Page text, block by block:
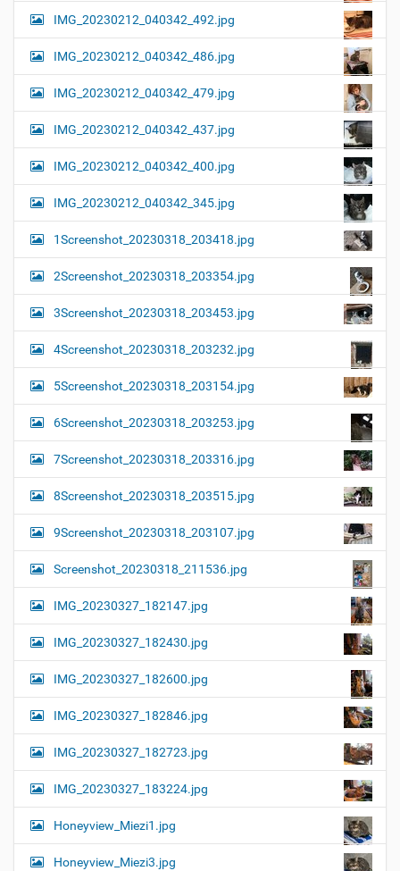
IMG_20230212_040342_492.jpg
IMG_20230212_040342_486.jpg
IMG_20230212_040342_479.jpg
IMG_20230212_040342_437.jpg
IMG_20230212_040342_400.jpg
IMG_20230212_040342_345.jpg
1Screenshot_20230318_203418.jpg
2Screenshot_20230318_203354.jpg
3Screenshot_20230318_203453.jpg
4Screenshot_20230318_203232.jpg
5Screenshot_20230318_203154.jpg
6Screenshot_20230318_203253.jpg
7Screenshot_20230318_203316.jpg
8Screenshot_20230318_203515.jpg
9Screenshot_20230318_203107.jpg
Screenshot_20230318_211536.jpg
IMG_20230327_182147.jpg
IMG_20230327_182430.jpg
IMG_20230327_182600.jpg
IMG_20230327_182846.jpg
IMG_20230327_182723.jpg
IMG_20230327_183224.jpg
Honeyview_Miezi1.jpg
Honeyview_Miezi3.jpg